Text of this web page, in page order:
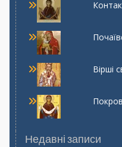
Вірші
Недавні записи